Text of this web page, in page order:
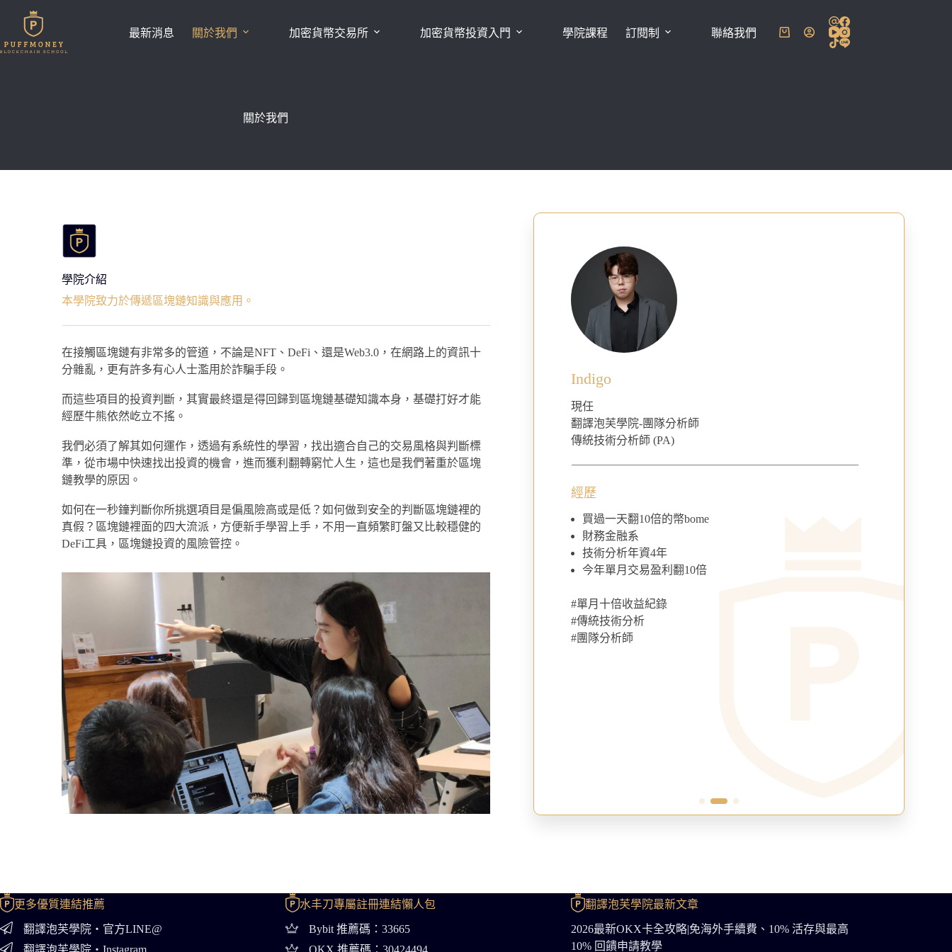
主
最新消息 關於我們 加密貨幣交易所 加密貨幣投資入門 學院課程 訂閱制 聯絡我們
購
關於我們
學院介紹
本學院致力於傳遞區塊鏈知識與應用。
在接觸區塊鏈有非常多的管道，不論是NFT、DeFi、還是Web3.0，在網路上的資訊十
分雜亂，更有許多有心人士濫用於詐騙手段。
而這些項目的投資判斷，其實最終還是得回歸到區塊鏈基礎知識本身，基礎打好才能
經歷牛熊依然屹立不搖。
我們必須了解其如何運作，透過有系統性的學習，找出適合自己的交易風格與判斷標
準，從市場中快速找出投資的機會，進而獲利翻轉窮忙人生，這也是我們著重於區塊
鏈教學的原因。
如何在一秒鐘判斷你所挑選項目是偏風險高或是低？如何做到安全的判斷區塊鏈裡的
真假？區塊鏈裡面的四大流派，方便新手學習上手，不用一直頻繁盯盤又比較穩健的
DeFi工具，區塊鏈投資的風險管控。
熱愛閱讀跟研究區塊鏈，致力於分享學習、區塊鏈、說書
等知識型內容，現為台灣前10大知識型YouTuber！
區塊鏈經歷
2025連續兩年獲選為《年度區塊鏈前三十大影響力人
DeFi / GameFi / NFT
Knife Guild Games 創辦人
GameFi投資平台-共同創辦人
幣安全球前100大合作NFT創作者
1. 創下幣安直播在線人數最高
2. 受邀代表華語地區影響力者到”杜拜與巴黎”參加幣
安主辦全球區塊鏈週
區塊鏈GameFi講師
區塊鏈行銷媒體
1. YouTube頻道超過46萬訂閱
2. 目前與前十大交易所合作
Indigo
現任
翻譯泡芙學院-團隊分析師
傳統技術分析師 (PA)
經歷
買過一天翻10倍的幣bome
財務金融系
技術分析年資4年
今年單月交易盈利翻10倍
#單月十倍收益紀錄
#傳統技術分析
#團隊分析師
更多優質連結推薦
翻譯泡芙學院・官方LINE@
水丰刀專屬註冊連結懶人包
Bybit 推薦碼：33665
翻譯泡芙學院最新文章
2026最新OKX卡全攻略|免海外手續費、10% 活存與最高
10% 回饋申請教學